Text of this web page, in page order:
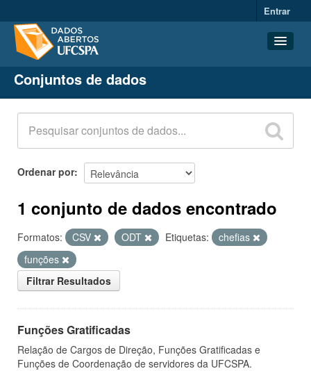
Entrar
Conjuntos de dados
Organizações
Grupos
Sobre
Conjuntos de dados
Ordenar por
1 conjunto de dados encontrado
Formatos: CSV ODT Etiquetas:
chefias
funções
Filtrar Resultados
Funções Gratificadas
Relação de Cargos de Direção, Funções Gratificadas e
Funções de Coordenação de servidores da UFCSPA.